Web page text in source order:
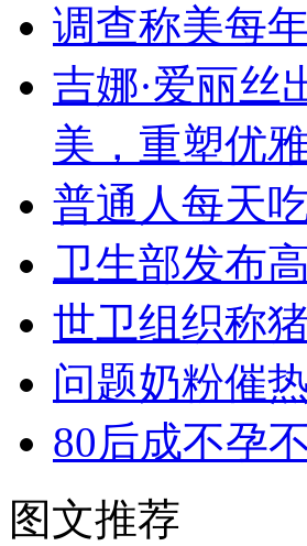
调查称美每
吉娜·爱丽丝
美，重塑优
普通人每天
卫生部发布
世卫组织称
问题奶粉催
80后成不孕
图文推荐